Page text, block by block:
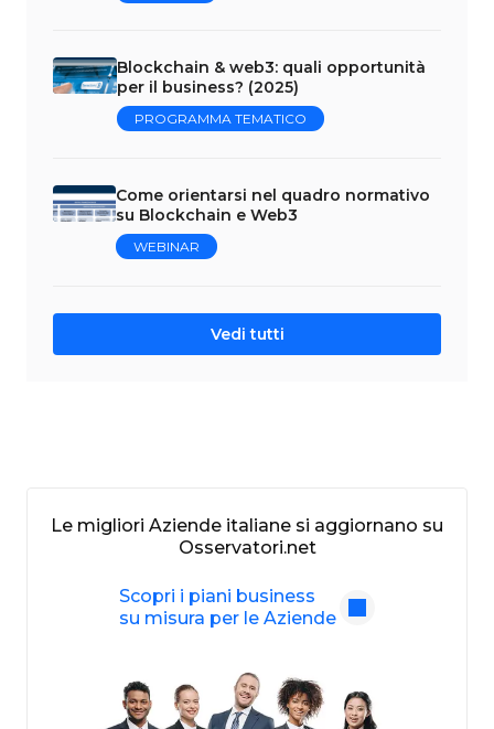
Blockchain & web3: quali opportunità
per il business? (2025)
PROGRAMMA TEMATICO
Come orientarsi nel quadro normativo
su Blockchain e Web3
WEBINAR
Vedi tutti
Le migliori Aziende italiane si aggiornano su
Osservatori.net
Scopri i piani business
su misura per le Aziende